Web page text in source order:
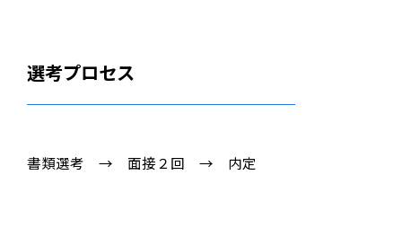
選考プロセス
書類選考 → 面接２回 → 内定